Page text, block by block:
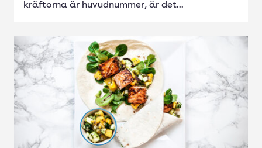
kräftorna är huvudnummer, är det...